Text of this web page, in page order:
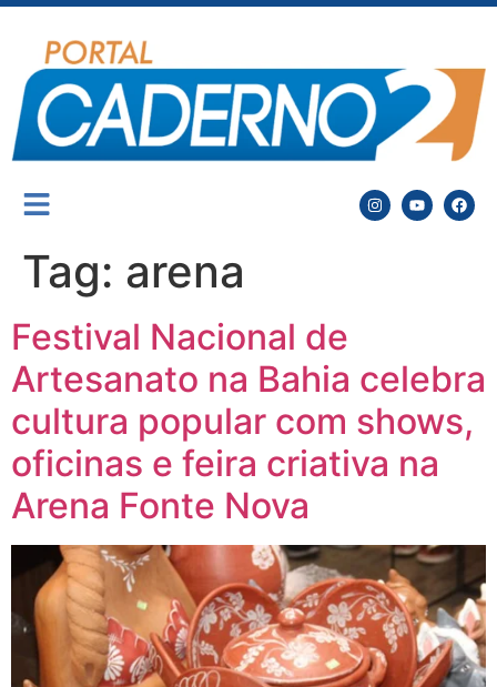
Tag: arena
Festival Nacional de
Artesanato na Bahia celebra
cultura popular com shows,
oficinas e feira criativa na
Arena Fonte Nova